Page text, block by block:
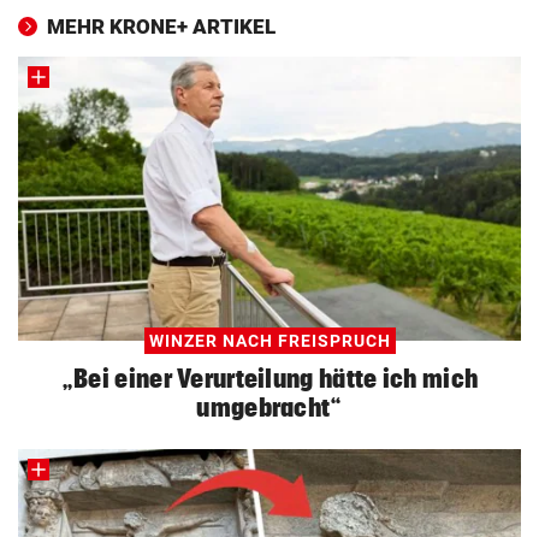
MEHR KRONE+ ARTIKEL
WINZER NACH FREISPRUCH
„Bei einer Verurteilung hätte ich mich
umgebracht“